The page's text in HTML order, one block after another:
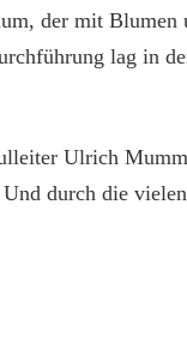
der mit Blumen
lag in
Ulrich
durch die